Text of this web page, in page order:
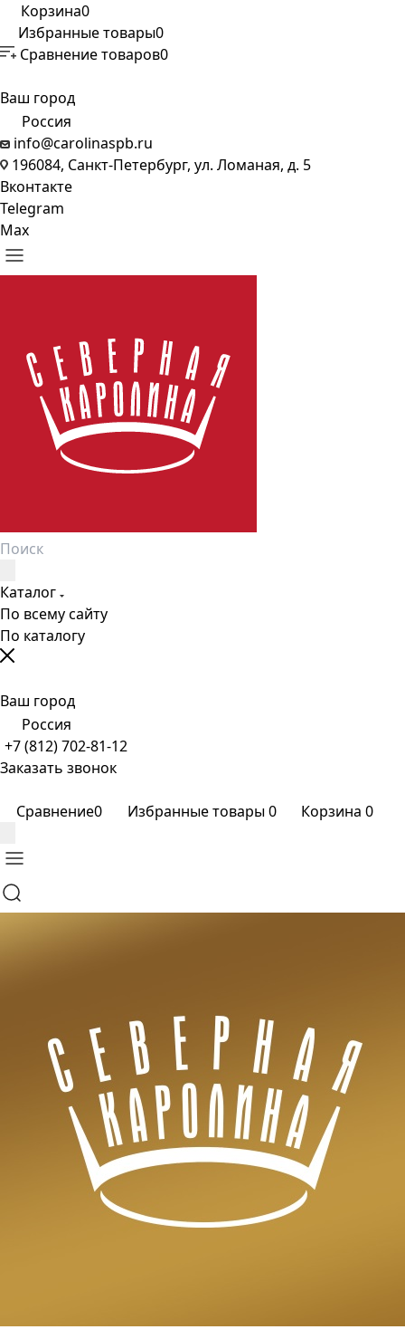
Корзина0
Избранные товары0
Сравнение товаров0
Ваш город
Россия
info@carolinaspb.ru
196084, Санкт-Петербург, ул. Ломаная, д. 5
Вконтакте
Telegram
Max
Каталог
По всему сайту
По каталогу
Ваш город
Россия
+7 (812) 702-81-12
Заказать звонок
Сравнение0 Избранные товары0 Корзина 0